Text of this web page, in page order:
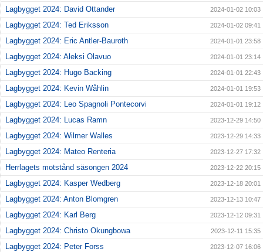
Lagbygget 2024: David Ottander 2024-01-02 10:03
Lagbygget 2024: Ted Eriksson 2024-01-02 09:41
Lagbygget 2024: Eric Antler-Bauroth 2024-01-01 23:58
Lagbygget 2024: Aleksi Olavuo 2024-01-01 23:14
Lagbygget 2024: Hugo Backing 2024-01-01 22:43
Lagbygget 2024: Kevin Wåhlin 2024-01-01 19:53
Lagbygget 2024: Leo Spagnoli Pontecorvi 2024-01-01 19:12
Lagbygget 2024: Lucas Ramn 2023-12-29 14:50
Lagbygget 2024: Wilmer Walles 2023-12-29 14:33
Lagbygget 2024: Mateo Renteria 2023-12-27 17:32
Herrlagets motstånd säsongen 2024 2023-12-22 20:15
Lagbygget 2024: Kasper Wedberg 2023-12-18 20:01
Lagbygget 2024: Anton Blomgren 2023-12-13 10:47
Lagbygget 2024: Karl Berg 2023-12-12 09:31
Lagbygget 2024: Christo Okungbowa 2023-12-11 15:35
Lagbygget 2024: Peter Forss 2023-12-07 16:06